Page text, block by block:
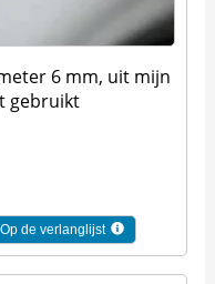
6 mm, uit mijn
gebruikt
Op de verlanglijst